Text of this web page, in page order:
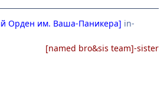
Орден им. Ваша-Паникера] in-
[named bro&sis team]-sister